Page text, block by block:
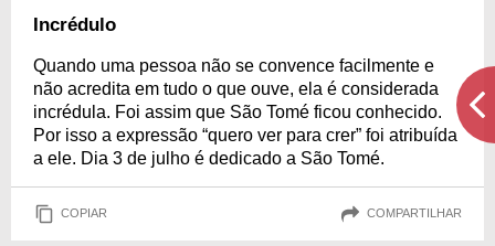
Incrédulo
Quando uma pessoa não se convence facilmente e
não acredita em tudo o que ouve, ela é considerada
incrédula. Foi assim que São Tomé ficou conhecido.
Por isso a expressão “quero ver para crer” foi atribuída
a ele. Dia 3 de julho é dedicado a São Tomé.
COPIAR COMPARTILHAR